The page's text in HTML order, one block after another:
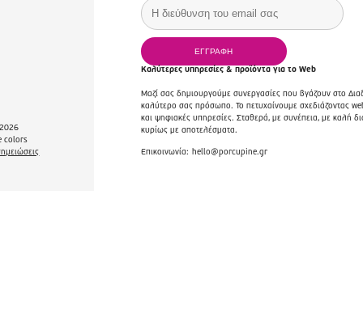
colors
Καλύτερες υπηρεσίες & προϊόντα για το Web
Μαζί σας δημιουργούμε συνεργασίες που βγάζουν στο
καλύτερο σας πρόσωπο. Το πετυχαίνουμε σχεδιάζοντας
και ψηφιακές υπηρεσίες. Σταθερά, με συνέπεια, με καλή
κυρίως με αποτελέσματα.
Επικοινωνία: hello@porcupine.gr